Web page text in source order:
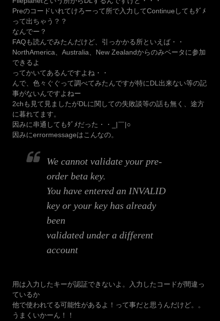
Preのコードいれてけろーって所で入力してContinueしてもﾀﾞﾒ
って出ちゃう？？
なんでー？
FAQも読んでみたんだけど、引っかかる所といえば・・
NorthAmerica、Australia、New Zealandからのみベータに参加
できるよ
ってかいてあるんですよね・・
んで、色々ぐぐって調べてみたんですが特にDL出来ない等の記
事がないんですよねー
2chも見て見ましたがDLに関しての失敗談等の話も無く、途方
に暮れてます。
因みに串通してもﾀﾞﾒだった・・_|￣|○
因みにerrormessageはこんなの。
We cannot validate your pre-
order beta key.
You have entered an INVALID
key or your key has already
been
validated under a different
account
用は入力したキーが認証できないよ。入力したコードが間違っ
ているか
他で使われてる可能性があるよ！って事だと思うんだけど。。
うまくいかーん！！